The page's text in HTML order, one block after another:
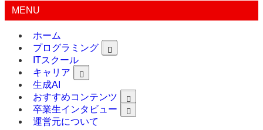
MENU
ホーム
プログラミング
ITスクール
キャリア
生成AI
おすすめコンテンツ
卒業生インタビュー
運営元について